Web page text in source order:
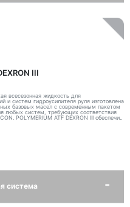
III
всесезонная жидкость для
и систем гидроусилителя руля изготовлена
базовых масел с современным пакетом
любых систем, требующих соответствия
POLYMERIUM ATF DEXRON III обеспечи..
система